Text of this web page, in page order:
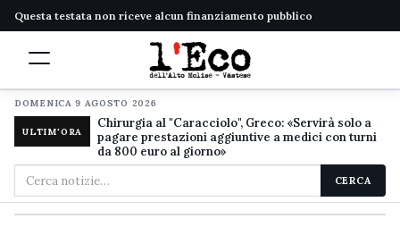
Questa testata non riceve alcun finanziamento pubblico
DOMENICA 9 AGOSTO 2026
ULTIM'ORA
Chirurgia al "Caracciolo", Greco: «Servirà solo a
pagare prestazioni aggiuntive a medici con turni
da 800 euro al giorno»
Cerca
nel
sito
CERCA